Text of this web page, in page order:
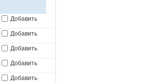
Добавить
Добавить
Добавить
Добавить
Добавить